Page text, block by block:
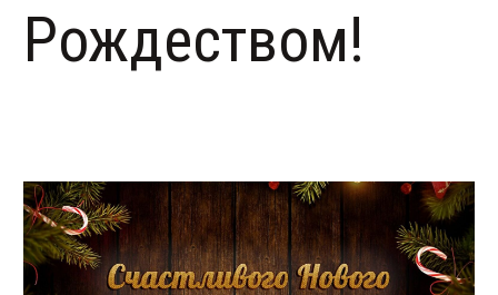
Рождеством!